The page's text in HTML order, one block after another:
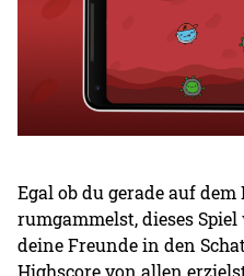
Egal ob du gerade auf
rumgammelst, dieses
deine Freunde in den
Highscore von allen